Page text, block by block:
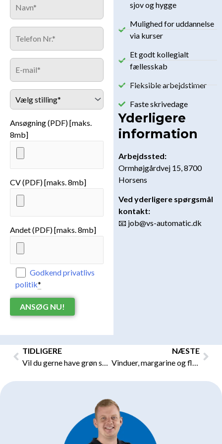
Ansøgning (PDF) [maks.
8mb]
CV (PDF) [maks. 8mb]
Andet (PDF) [maks. 8mb]
Godkend privatlivs
politik*
sjov og hygge
Mulighed for uddannelse
via kurser
Et godt kollegialt
fællesskab
Fleksible arbejdstimer
Faste skrivedage
Yderligere
information
Arbejdssted:
Ormhøjgårdvej 15, 8700
Horsens
Ved yderligere spørgsmål
kontakt:
📧 job@vs-automatic.dk
Tidligere
TIDLIGERE
NÆSTE